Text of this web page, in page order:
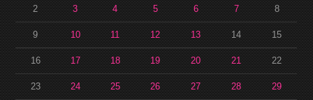
2 3 4 5 6 7 8
9 10 11 12 13 14 15
16 17 18 19 20 21 22
23 24 25 26 27 28 29